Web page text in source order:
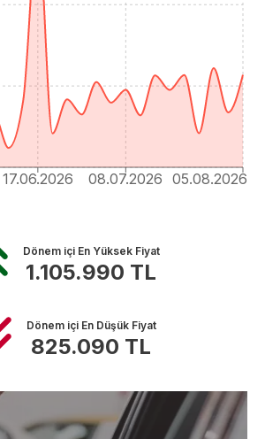
17.06.2026 08.07.2026 05.08.2026
Dönem içi En Yüksek Fiyat
1.105.990 TL
Dönem içi En Düşük Fiyat
825.090 TL